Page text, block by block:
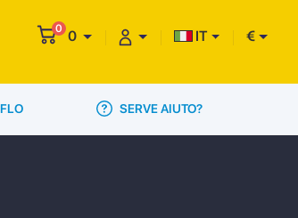
0 0 IT €
SERVE AIUTO?